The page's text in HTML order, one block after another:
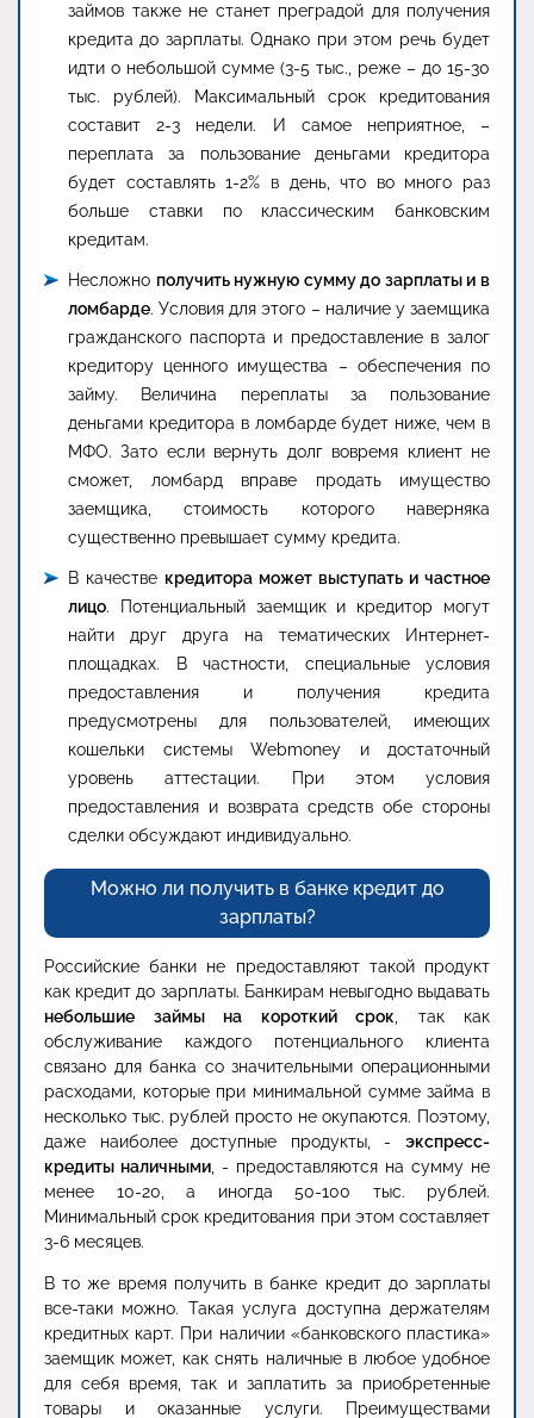
займов также не станет преградой для получения
кредита до зарплаты. Однако при этом речь будет
идти о небольшой сумме (3-5 тыс., реже – до 15-30
тыс. рублей). Максимальный срок кредитования
составит 2-3 недели. И самое неприятное, –
переплата за пользование деньгами кредитора
будет составлять 1-2% в день, что во много раз
больше ставки по классическим банковским
кредитам.
Несложно получить нужную сумму до зарплаты и в
ломбарде. Условия для этого – наличие у заемщика
гражданского паспорта и предоставление в залог
кредитору ценного имущества – обеспечения по
займу. Величина переплаты за пользование
деньгами кредитора в ломбарде будет ниже, чем в
МФО. Зато если вернуть долг вовремя клиент не
сможет, ломбард вправе продать имущество
заемщика, стоимость которого наверняка
существенно превышает сумму кредита.
В качестве кредитора может выступать и частное
лицо. Потенциальный заемщик и кредитор могут
найти друг друга на тематических Интернет-
площадках. В частности, специальные условия
предоставления и получения кредита
предусмотрены для пользователей, имеющих
кошельки системы Webmoney и достаточный
уровень аттестации. При этом условия
предоставления и возврата средств обе стороны
сделки обсуждают индивидуально.
Можно ли получить в банке кредит до
зарплаты?
Российские банки не предоставляют такой продукт
как кредит до зарплаты. Банкирам невыгодно выдавать
небольшие займы на короткий срок, так как
обслуживание каждого потенциального клиента
связано для банка со значительными операционными
расходами, которые при минимальной сумме займа в
несколько тыс. рублей просто не окупаются. Поэтому,
даже наиболее доступные продукты, - экспресс-
кредиты наличными, - предоставляются на сумму не
менее 10-20, а иногда 50-100 тыс. рублей.
Минимальный срок кредитования при этом составляет
3-6 месяцев.
В то же время получить в банке кредит до зарплаты
все-таки можно. Такая услуга доступна держателям
кредитных карт. При наличии «банковского пластика»
заемщик может, как снять наличные в любое удобное
для себя время, так и заплатить за приобретенные
товары и оказанные услуги. Преимуществами